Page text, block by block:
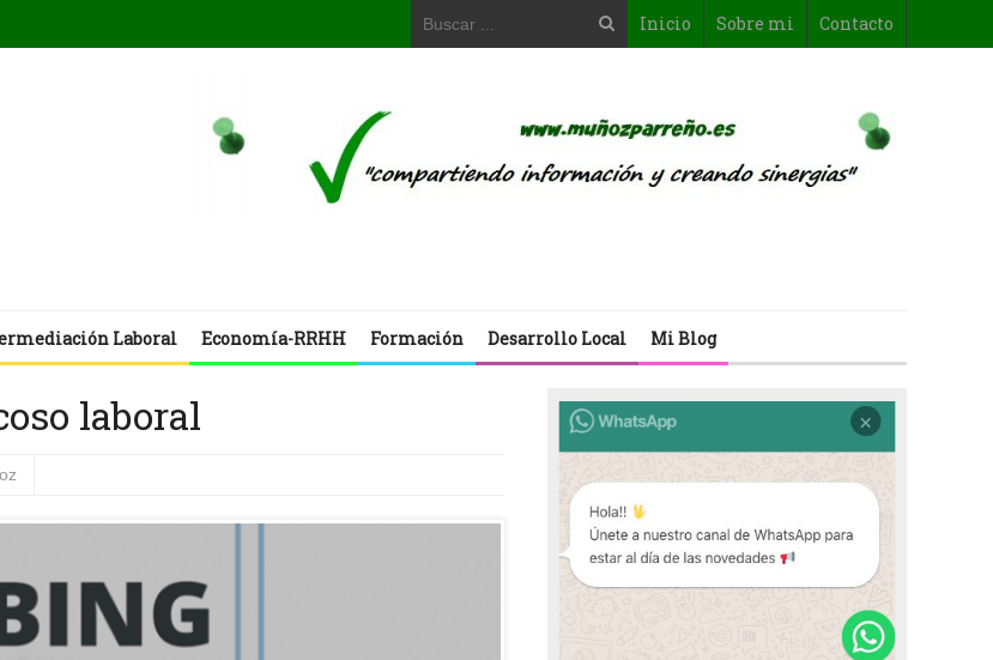
Inicio Sobre mi Contacto
Laboral Economía-RRHH Formación Desarrollo Local Mi Blog
laboral